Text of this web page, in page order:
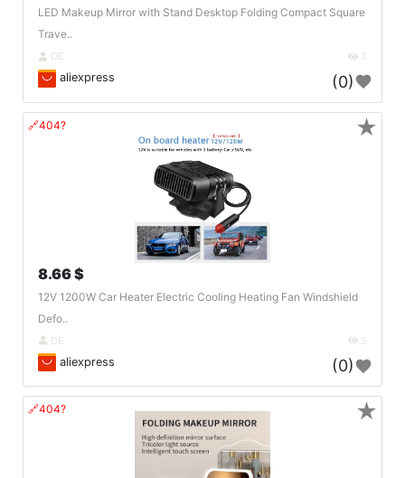
LED Makeup Mirror with Stand Desktop Folding Compact Square
Trave..
DE 3
aliexpress (0)
🔗404?
8.66 $
12V 1200W Car Heater Electric Cooling Heating Fan Windshield
Defo..
DE 5
aliexpress (0)
★
🔗404? ★